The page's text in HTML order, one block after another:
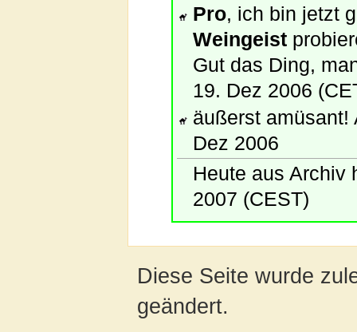
Pro, ich bin jetzt
Weingeist
Gut das Ding,
19. Dez 2006
äußerst
Dez 2006
Heute aus
2007 (CEST)
Diese Seite wurde
geändert.